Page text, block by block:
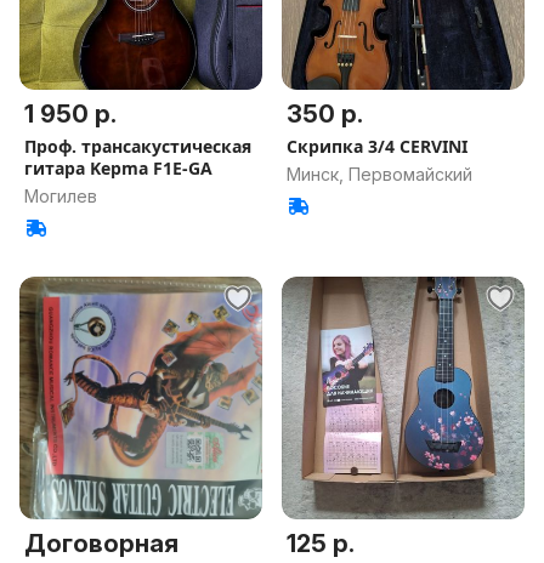
1 950 р.
Проф. трансакустическая
гитара Kepma F1E-GA
Могилев
350 р.
Скрипка 3/4 CERVINI
Минск, Первомайский
Договорная 125 р.